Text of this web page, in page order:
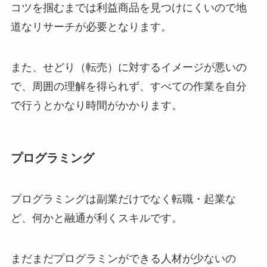
コツを掴むまでは利益商品を見つけにくいので地
道なリサーチが必要となります。
また、せどり（転売）に対するイメージが悪いの
で、周囲の理解を得られず、すべての作業を自分
で行うとかなり時間がかかります。
プログラミング
プログラミングは副業だけでなく転職・起業な
ど、何かと融通が利くスキルです。
まだまだプログラミンができる人材が少ないの